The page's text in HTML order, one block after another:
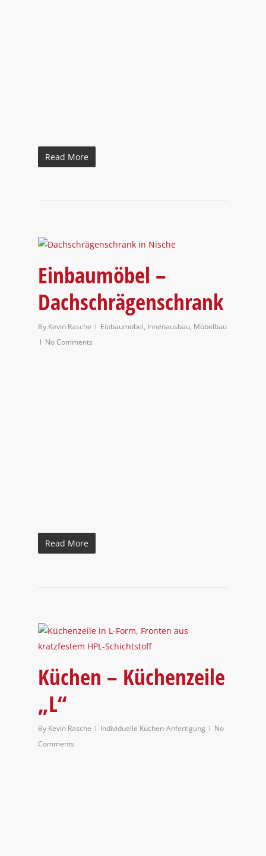
Read More
Einbaumöbel –
Dachschrägenschrank
By Kevin Rasche Einbaumöbel, Innenausbau, Möbelbau
No Comments
Read More
Küchen – Küchenzeile
„L“
By Kevin Rasche Individuelle Küchen-Anfertigung
No
Comments